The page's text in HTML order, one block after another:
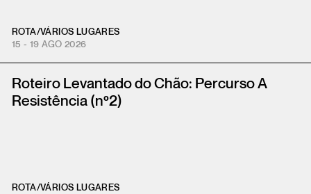
ROTA/VÁRIOS LUGARES
15 - 19 AGO 2026
Roteiro Levantado do Chão: Percurso A
Resistência (nº2)
ROTA/VÁRIOS LUGARES